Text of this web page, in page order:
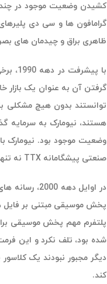
کشیدن وضعیت موجود در
گرامافون ها و سی دی
ظاهری براق و چیدمان های
با
توانستند بدون هیچ مشکلی
صنعتی پیشگامانه TTX نه تنها به بسیاری از محصولات بعدی نیومارک منتقل شد، بلکه استانداردهای طراحی جدیدی را در سراسر صنعت ایجاد کرد.
پلتفرم مهم پخش موسیقی
کند.